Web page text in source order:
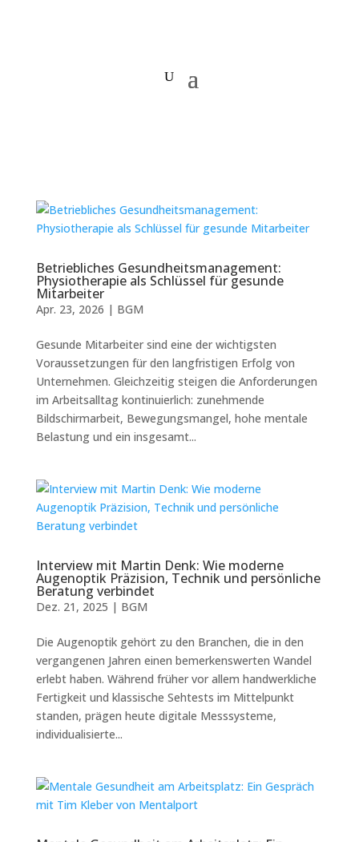
Betriebliches Gesundheitsmanagement:
Physiotherapie als Schlüssel für gesunde
Mitarbeiter
Apr. 23, 2026 | BGM
Gesunde Mitarbeiter sind eine der wichtigsten
Voraussetzungen für den langfristigen Erfolg von
Unternehmen. Gleichzeitig steigen die Anforderungen
im Arbeitsalltag kontinuierlich: zunehmende
Bildschirmarbeit, Bewegungsmangel, hohe mentale
Belastung und ein insgesamt...
Interview mit Martin Denk: Wie moderne
Augenoptik Präzision, Technik und persönliche
Beratung verbindet
Dez. 21, 2025 | BGM
Die Augenoptik gehört zu den Branchen, die in den
vergangenen Jahren einen bemerkenswerten Wandel
erlebt haben. Während früher vor allem handwerkliche
Fertigkeit und klassische Sehtests im Mittelpunkt
standen, prägen heute digitale Messsysteme,
individualisierte...